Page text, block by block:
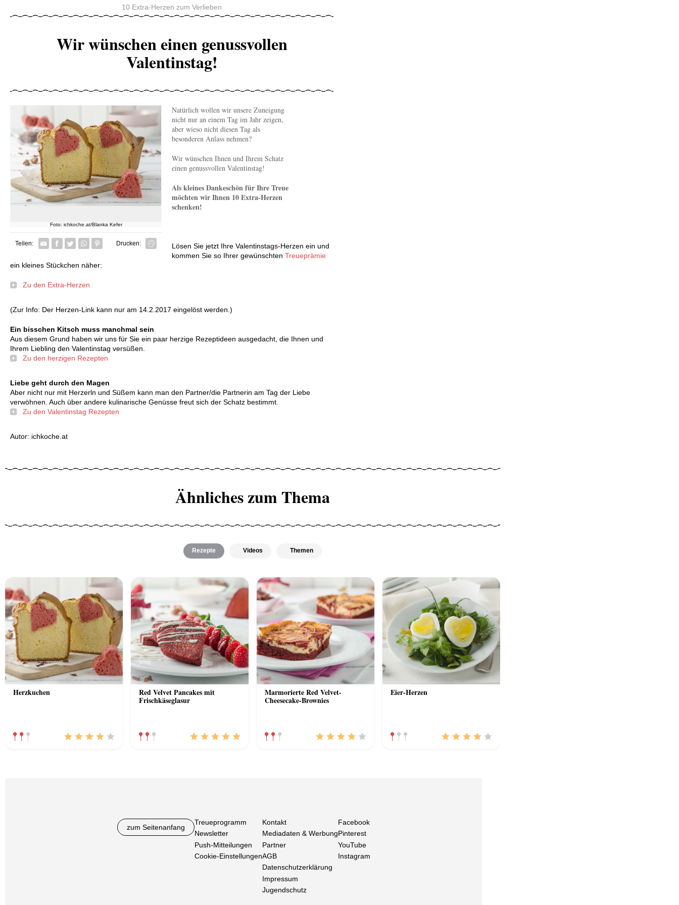
10 Extra-Herzen zum Verlieben
Wir wünschen einen genussvollen
Valentinstag!
Foto: ichkoche.at/Blanka Kefer
Teilen: Facebook
TwitterWhatsapp senden
Pin it Drucken:
Natürlich wollen wir unsere Zuneigung
nicht nur an einem Tag im Jahr zeigen,
aber wieso nicht diesen Tag als
besonderen Anlass nehmen?
Wir wünschen Ihnen und Ihrem Schatz
einen genussvollen Valentinstag!
Als kleines Dankeschön für Ihre Treue
möchten wir Ihnen 10 Extra-Herzen
schenken!
Lösen Sie jetzt Ihre Valentinstags-Herzen ein und
kommen Sie so Ihrer gewünschten Treueprämie
ein kleines Stückchen näher:
Zu den Extra-Herzen
(Zur Info: Der Herzen-Link kann nur am 14.2.2017 eingelöst werden.)
Ein bisschen Kitsch muss manchmal sein
Aus diesem Grund haben wir uns für Sie ein paar herzige Rezeptideen ausgedacht, die Ihnen und
Ihrem Liebling den Valentinstag versüßen.
Zu den herzigen Rezepten
Liebe geht durch den Magen
Aber nicht nur mit Herzerln und Süßem kann man den Partner/die Partnerin am Tag der Liebe
verwöhnen. Auch über andere kulinarische Genüsse freut sich der Schatz bestimmt.
Zu den Valentinstag Rezepten
Autor: ichkoche.at
Ähnliches zum Thema
Rezepte Videos Themen
Herzkuchen Red Velvet Pancakes mit
Frischkäseglasur
Marmorierte Red Velvet-
Cheesecake-Brownies
Eier-Herzen
zum Seitenanfang
Treueprogramm
Newsletter
Push-Mitteilungen
Cookie-Einstellungen
Kontakt
Mediadaten & Werbung
Partner
AGB
Datenschutzerklärung
Impressum
Jugendschutz
Facebook
Pinterest
YouTube
Instagram